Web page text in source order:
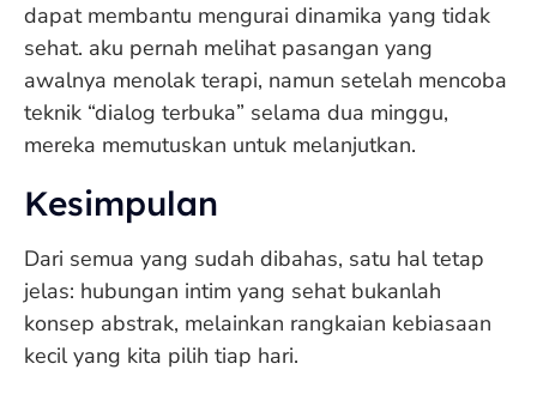
dapat membantu mengurai dinamika yang tidak
sehat. aku pernah melihat pasangan yang
awalnya menolak terapi, namun setelah mencoba
teknik “dialog terbuka” selama dua minggu,
mereka memutuskan untuk melanjutkan.
Kesimpulan
Dari semua yang sudah dibahas, satu hal tetap
jelas: hubungan intim yang sehat bukanlah
konsep abstrak, melainkan rangkaian kebiasaan
kecil yang kita pilih tiap hari.